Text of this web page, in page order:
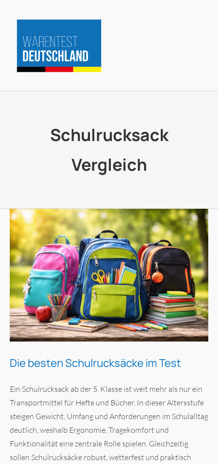
Inhalt
springen
Schulrucksack
Vergleich
Die besten Schulrucksäcke im Test
Ein Schulrucksack ab der 5. Klasse ist weit mehr als nur ein
Transportmittel für Hefte und Bücher. In dieser Altersstufe
steigen Gewicht, Umfang und Anforderungen im Schulalltag
deutlich, weshalb Ergonomie, Tragekomfort und
Funktionalität eine zentrale Rolle spielen. Gleichzeitig
sollen Schulrucksäcke robust, wetterfest und praktisch